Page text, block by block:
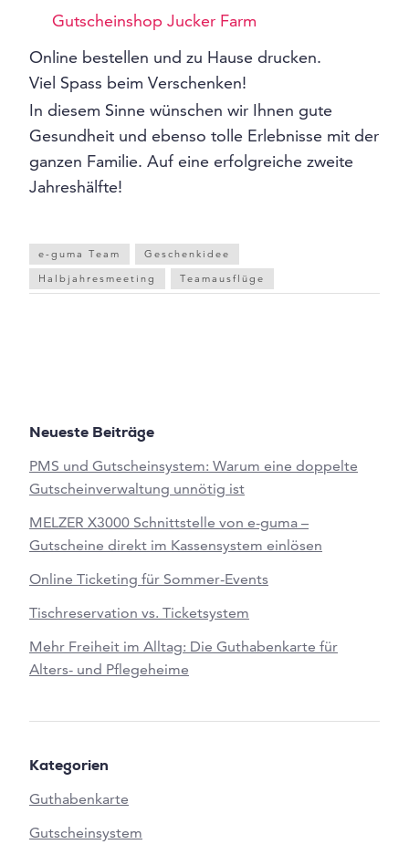
Neueste Beiträge
PMS und Gutscheinsystem: Warum eine doppelte
Gutscheinverwaltung unnötig ist
MELZER X3000 Schnittstelle von e-guma –
Gutscheine direkt im Kassensystem einlösen
Online Ticketing für Sommer-Events
Tischreservation vs. Ticketsystem
Mehr Freiheit im Alltag: Die Guthabenkarte für
Alters- und Pflegeheime
Kategorien
Guthabenkarte
Gutscheinsystem
Gutscheinshop Jucker Farm
Online bestellen und zu Hause drucken.
Viel Spass beim Verschenken!
In diesem Sinne wünschen wir Ihnen gute
Gesundheit und ebenso tolle Erlebnisse mit der
ganzen Familie. Auf eine erfolgreiche zweite
Jahreshälfte!
e-guma Team
Geschenkidee
Halbjahresmeeting
Teamausflüge